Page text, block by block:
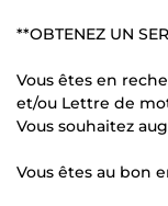
**OBTENEZ UN
Vous êtes en
et/ou Lettre de
Vous souhaitez
Vous êtes au bon